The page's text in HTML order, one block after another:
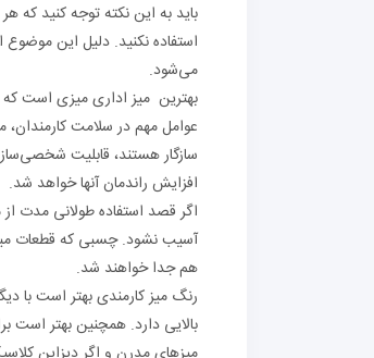
باید به این نکته توجه کنید که
استفاده نکنید. دلیل این موضوع
می‌شود.
بهترین میز اداری میزی است که
عوامل مهم در سلامت
سازگار هستند، قابلیت
افزایش راندمان آنها خواهد شد.
اگر قصد استفاده طولانی مدت از
آسیب نشود. چسبی که قطعات میز
هم جدا خواهند شد.
رنگ میز کارمندی بهتر است با
بالایی دارد. همچنین بهتر است